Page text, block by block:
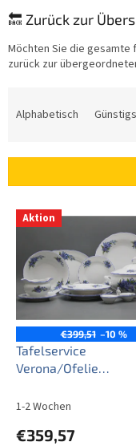
🔙 Zurück zur
Möchten Sie die gesamte
zurück zur
k
n
Alphabetisch
P
Aktion
€399,51 –10 %
Tafelservice
Verona/Ofelie
26teiliges EAL
1-2 Wochen
€359,57